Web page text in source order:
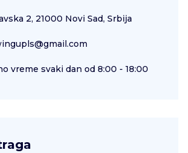
2, 21000 Novi Sad, Srbija
vreme svaki dan od 8:00 - 18:00